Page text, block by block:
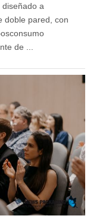
a
doble pared, con
de ...